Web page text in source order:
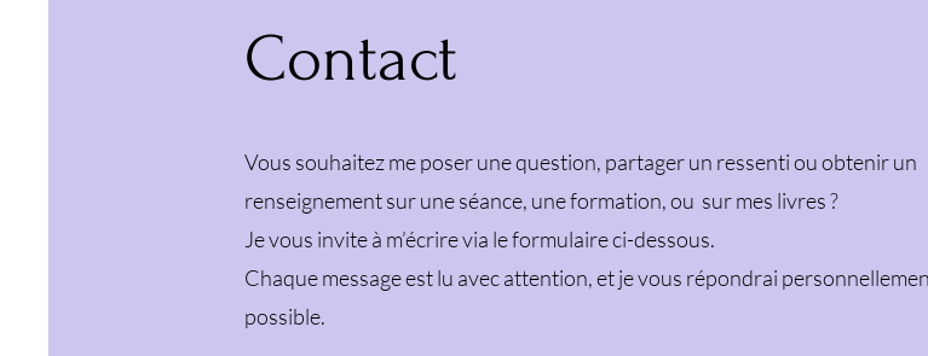
Contact
Vous souhaitez me poser une question, partager un ressenti ou obtenir un
renseignement sur une séance, une formation, ou sur mes livres ?
Je vous invite à m’écrire via le formulaire ci-dessous.
Chaque message est lu avec attention, et je vous répondrai
possible.